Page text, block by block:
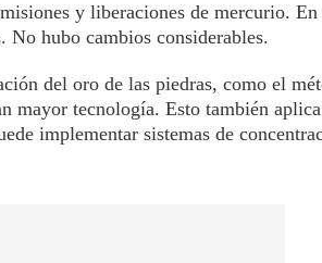
y liberaciones de mercurio.
hubo cambios considerables.
del oro de las piedras, como el
tecnología. Esto también
implementar sistemas de